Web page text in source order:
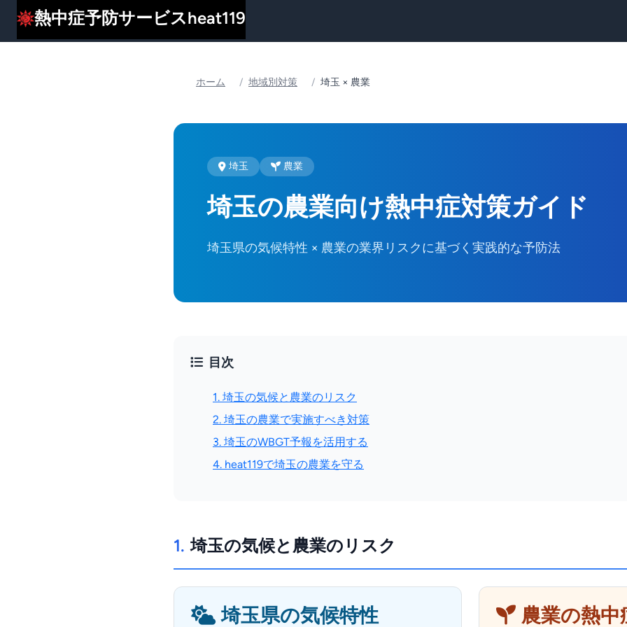
熱中症予防サービスheat119
ホーム / 地域別対策 / 埼玉 × 農業
埼玉 農業
埼玉の農業向け熱中症対策ガイド
埼玉県の気候特性 × 農業の業界リスクに基づく実践的な予防法
目次
1. 埼玉の気候と農業のリスク
2. 埼玉の農業で実施すべき対策
3. 埼玉のWBGT予報を活用する
4. heat119で埼玉の農業を守る
1. 埼玉の気候と農業のリスク
埼玉県の気候特性 農業の熱